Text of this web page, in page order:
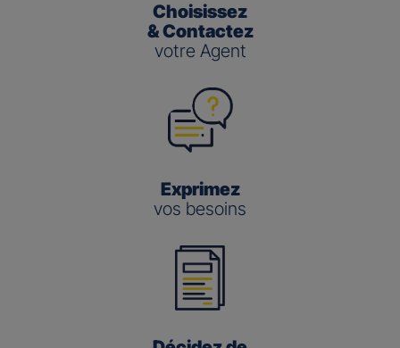
Choisissez
& Contactez
votre Agent
Exprimez
vos besoins